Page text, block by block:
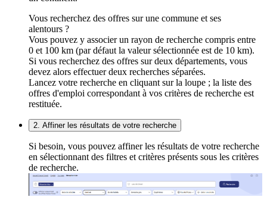
Vous recherchez des offres sur une commune et ses
alentours ?
Vous pouvez y associer un rayon de recherche compris entre
0 et 100 km (par défaut la valeur sélectionnée est de 10 km).
Si vous recherchez des offres sur deux départements, vous
devez alors effectuer deux recherches séparées.
Lancez votre recherche en cliquant sur la loupe ; la liste des
offres d'emploi correspondant à vos critères de recherche est
restituée.
2. Affiner les résultats de votre recherche
Si besoin, vous pouvez affiner les résultats de votre recherche
en sélectionnant des filtres et critères présents sous les critères
de recherche.